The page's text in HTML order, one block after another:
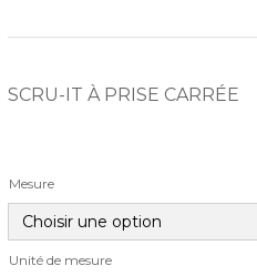
SCRU-IT À PRISE CARRÉE
Mesure
Unité de mesure